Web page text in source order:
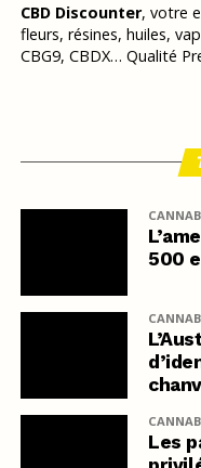
CBD Discounter, votre
fleurs, résines, huiles,
CBG9, CBDX… Qualité
500
Les